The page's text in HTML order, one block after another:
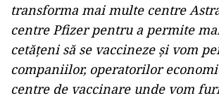
transforma mai multe centre
centre Pfizer pentru a permite
cetățeni să se vaccineze și vom
companiilor, operatorilor
centre de vaccinare unde vom